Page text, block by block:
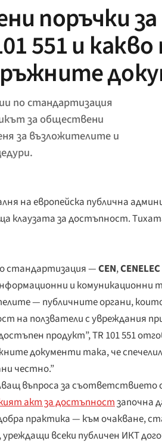
поръчки за
551 и
по стандартизация
за обществени
за възложителите и
на европейска публична
клаузата за достъпност.
стандартизация —CEN,CENELEC
и комуникационни
— публичните органи,
ползватели с увреждания
продукт”, TR 101 551
документи така, че
честно.”
въпроса за съответствието с
акт за достъпностзапочна
практика — към очакване,
всеки публичен ИКТ